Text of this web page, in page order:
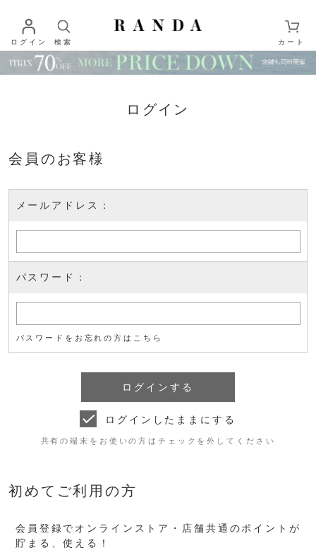
ログイン 検索 カート
ログイン
会員のお客様
メールアドレス：
パスワード：
パスワードをお忘れの方はこちら
ログインしたままにする
共有の端末をお使いの方はチェックを外してください
初めてご利用の方
会員登録でオンラインストア・店舗共通のポイントが
貯まる、使える！